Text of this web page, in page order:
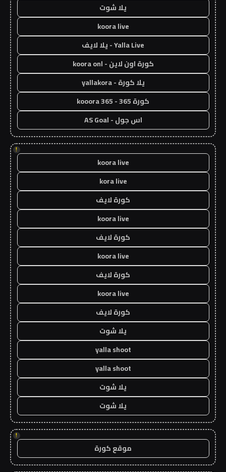
يلا شوت
koora live
Yalla Live - يلا لايف
كورة اون لاين - koora onl
يلا كورة - yallakora
كورة 365 - kooora 365
اس جول - AS Goal
!
koora live
kora live
كورة لايف
koora live
كورة لايف
koora live
كورة لايف
koora live
كورة لايف
يلا شوت
yalla shoot
yalla shoot
يلا شوت
يلا شوت
!
موقع كورة